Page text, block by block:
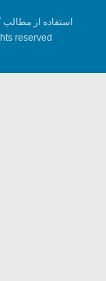
استفاده از
reserved.